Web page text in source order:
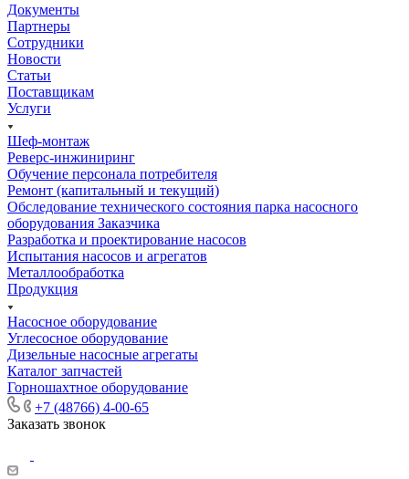
Документы
Партнеры
Сотрудники
Новости
Статьи
Поставщикам
Услуги
Шеф-монтаж
Реверс-инжиниринг
Обучение персонала потребителя
Ремонт (капитальный и текущий)
Обследование технического состояния парка насосного
оборудования Заказчика
Разработка и проектирование насосов
Испытания насосов и агрегатов
Металлообработка
Продукция
Насосное оборудование
Углесосное оборудование
Дизельные насосные агрегаты
Каталог запчастей
Горношахтное оборудование
+7 (48766) 4-00-65
Заказать звонок